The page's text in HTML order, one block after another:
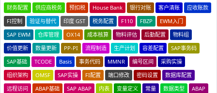
财务配置
供应商税务 预扣税 House Bank 银行对账 客户清账
应收账款
FI控制
验证与替代 印度 GST 税务配置 F110 FBZP
EWM入门
SAP EWM
仓库管理 OX14 成本核算 物料评估 后勤配置
物料组
价值更新
数量更新 PP-PI 流程制造 生产计划 容差配置
SAP事务码
SAP基础
TCODE Basis 事务代码 MMNR 编号区间
采购实操
组织架构
OMSF SAP实操 FI配置 端口修改 密码设置
数据库配置
远程访问
ABAP基础 SAP ABAP 内表 变量定义 常量 数据类型
ABAP